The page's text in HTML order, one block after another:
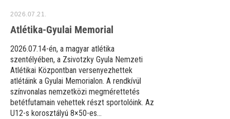
2026.07.21.
Atlétika-Gyulai Memorial
2026.07.14-én, a magyar atlétika
szentélyében, a Zsivotzky Gyula Nemzeti
Atlétikai Központban versenyezhettek
atlétáink a Gyulai Memorialon. A rendkívül
színvonalas nemzetközi megmérettetés
betétfutamain vehettek részt sportolóink. Az
U12-s korosztályú 8×50-es...